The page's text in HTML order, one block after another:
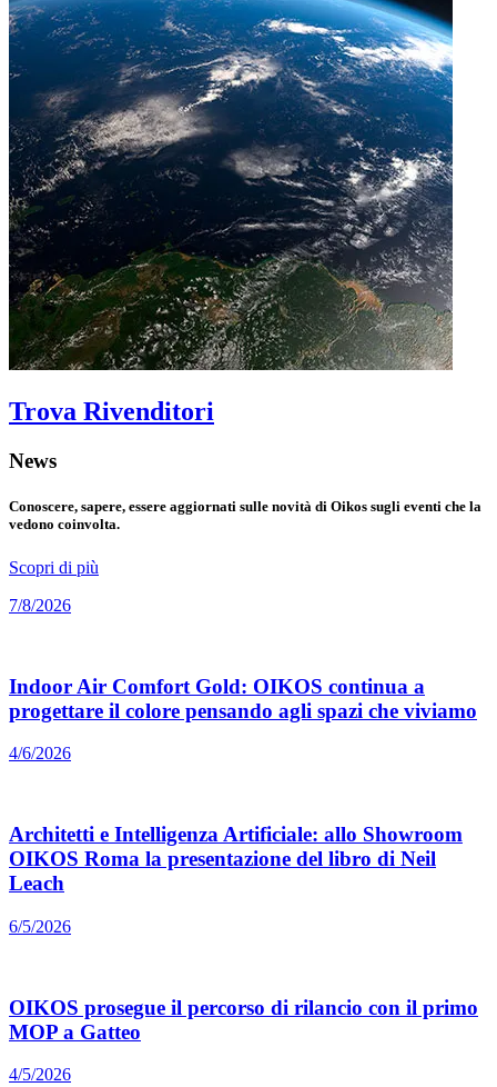
Trova Rivenditori
News
Conoscere, sapere, essere aggiornati sulle novità di Oikos sugli eventi che la
vedono coinvolta.
Scopri di più
7/8/2026
Indoor Air Comfort Gold: OIKOS continua a
progettare il colore pensando agli spazi che viviamo
4/6/2026
Architetti e Intelligenza Artificiale: allo Showroom
OIKOS Roma la presentazione del libro di Neil
Leach
6/5/2026
OIKOS prosegue il percorso di rilancio con il primo
MOP a Gatteo
4/5/2026